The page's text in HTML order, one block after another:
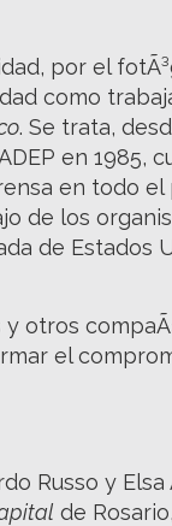
por el
como
. Se trata,
en 1985,
en todo
de los
de Estados
otros
el
Russo y Elsa
de